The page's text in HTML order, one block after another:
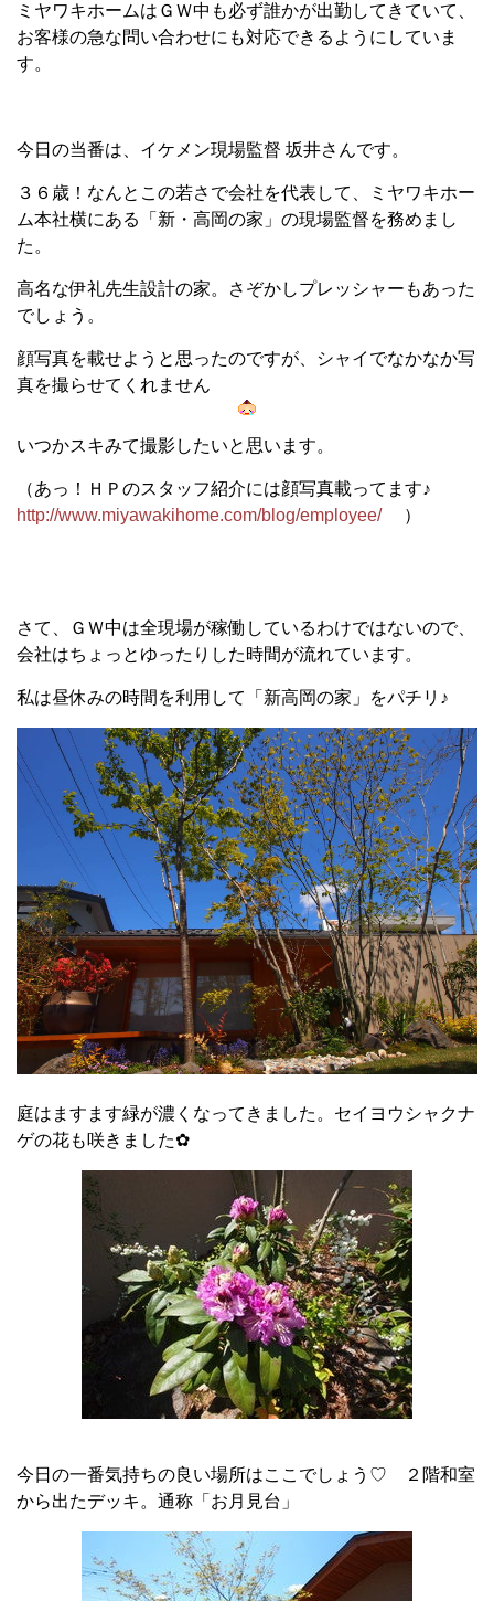
ミヤワキホームはＧＷ中も必ず誰かが出勤してきていて、
お客様の急な問い合わせにも対応できるようにしていま
す。
今日の当番は、イケメン現場監督 坂井さんです。
３６歳！なんとこの若さで会社を代表して、ミヤワキホー
ム本社横にある「新・高岡の家」の現場監督を務めまし
た。
高名な伊礼先生設計の家。さぞかしプレッシャーもあった
でしょう。
顔写真を載せようと思ったのですが、シャイでなかなか写
真を撮らせてくれません
いつかスキみて撮影したいと思います。
（あっ！ＨＰのスタッフ紹介には顔写真載ってます♪
http://www.miyawakihome.com/blog/employee/）
さて、ＧＷ中は全現場が稼働しているわけではないので、
会社はちょっとゆったりした時間が流れています。
私は昼休みの時間を利用して「新高岡の家」をパチリ♪
庭はますます緑が濃くなってきました。セイヨウシャクナ
ゲの花も咲きました✿
今日の一番気持ちの良い場所はここでしょう♡ ２階和室
から出たデッキ。通称「お月見台」